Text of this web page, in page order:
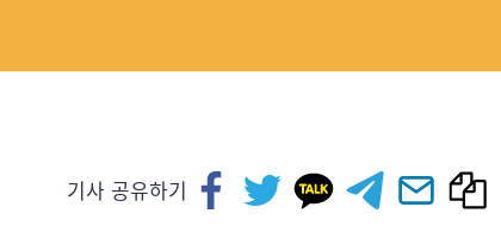
기사 공유하기